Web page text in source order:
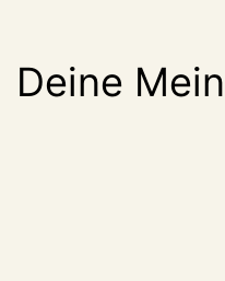
Deine